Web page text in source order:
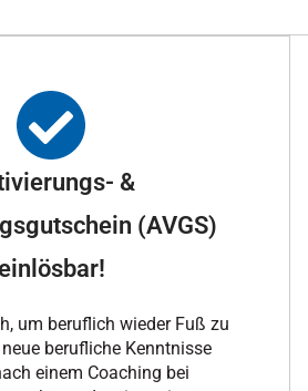
&
(AVGS)
um beruflich wieder Fuß zu
berufliche Kenntnisse
einem Coaching bei